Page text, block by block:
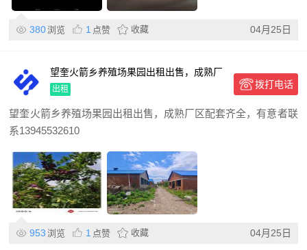
380浏览 1 点赞 收藏 04月25日
望奎火箭乡养殖场果园出租出售，成熟厂
区配套齐全，有意者联系1
出租 拨打电话
望奎火箭乡养殖场果园出租出售，成熟厂区配套齐全，有意者联
系13945532610
953 浏览 1 点赞 收藏 04月25日